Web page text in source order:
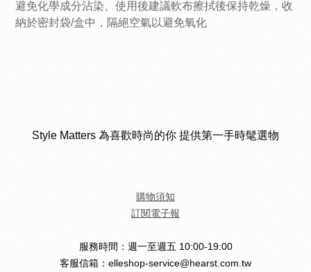
避免化學成分沾染、使用後建議軟布擦拭後保持乾燥，收
納於密封袋/盒中，隔絕空氣以避免氧化
Style Matters 為喜歡時尚的你 提供第一手時髦選物
購物須知
訂閱電子報
服務時間：週一至週五 10:00-19:00
客服信箱：elleshop-service@hearst.com.tw